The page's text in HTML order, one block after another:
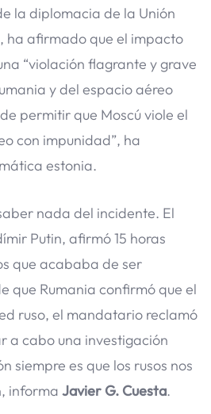
la diplomacia de la Unión
ha afirmado que el impacto
“violación flagrante y grave
y del espacio aéreo
permitir que Moscú viole el
con impunidad”, ha
estonia.
nada del incidente. El
Putin, afirmó 15 horas
que acababa de ser
que Rumania confirmó que el
ruso, el mandatario reclamó
a cabo una investigación
siempre es que los rusos nos
informa Javier G. Cuesta.